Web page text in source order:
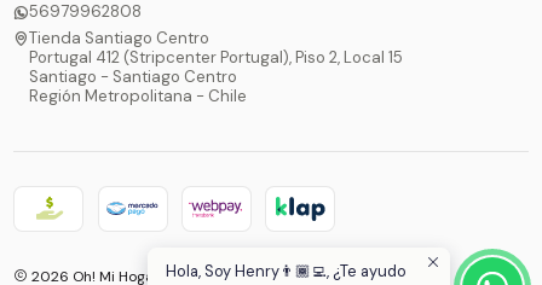
56979962808
Tienda Santiago Centro
Portugal 412 (Stripcenter Portugal), Piso 2, Local 15
Santiago - Santiago Centro
Región Metropolitana - Chile
2026 Oh! Mi Hogar®.Hola, Soy Henry👨🏾‍💻, ¿Te ayudo